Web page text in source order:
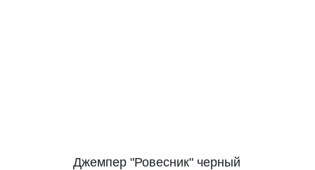
Джемпер "Ровесник" черный